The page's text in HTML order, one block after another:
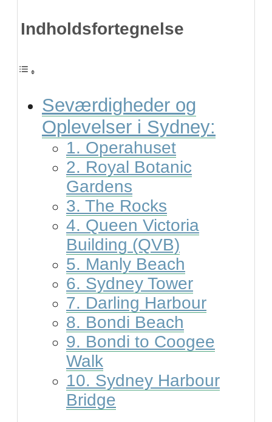
Indholdsfortegnelse
Seværdigheder og
Oplevelser i Sydney:
1. Operahuset
2. Royal Botanic
Gardens
3. The Rocks
4. Queen Victoria
Building (QVB)
5. Manly Beach
6. Sydney Tower
7. Darling Harbour
8. Bondi Beach
9. Bondi to Coogee
Walk
10. Sydney Harbour
Bridge